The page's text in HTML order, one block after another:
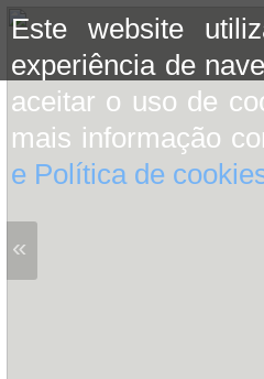
Este website
experiência de
aceitar o uso de
mais informação
e Política de
«